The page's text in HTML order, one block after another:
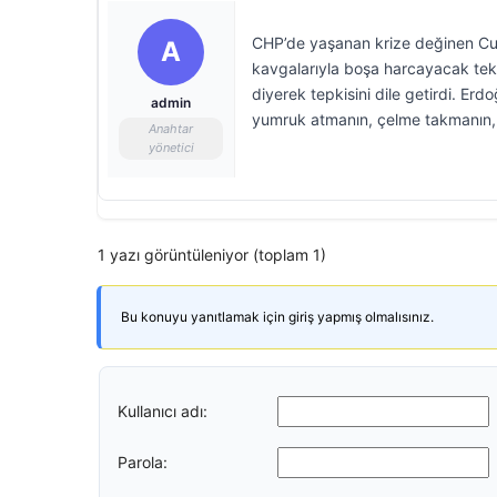
A
admin
Anahtar
yönetici
CHP’de yaşanan krize değinen
kavgalarıyla boşa harcayacak
diyerek tepkisini dile getirdi.
yumruk atmanın, çelme
1 yazı görüntüleniyor (toplam 1)
Bu konuyu yanıtlamak için giriş yapmış olmalısınız.
Kullanıcı adı:
Parola: